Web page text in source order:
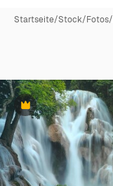
Startseite/Stock/Fotos/
Premium